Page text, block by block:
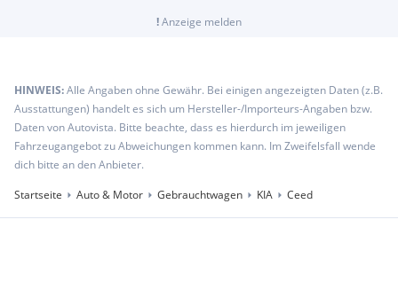
!Anzeige melden
HINWEIS:Alle Angaben ohne Gewähr. Bei einigen angezeigten Daten (z.B.
Ausstattungen) handelt es sich um Hersteller-/Importeurs-Angaben bzw.
Daten von Autovista. Bitte beachte, dass es hierdurch im jeweiligen
Fahrzeugangebot zu Abweichungen kommen kann. Im Zweifelsfall wende
dich bitte an den Anbieter.
Startseite
Auto & Motor Gebrauchtwagen KIA Ceed